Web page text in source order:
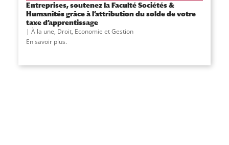
Entreprises, soutenez la Faculté Sociétés &
Humanités grâce à l’attribution du solde de votre
taxe d’apprentissage
À la une, Droit, Economie et Gestion
En savoir plus.